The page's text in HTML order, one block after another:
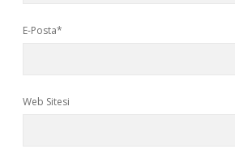
E-Posta*
Web Sitesi